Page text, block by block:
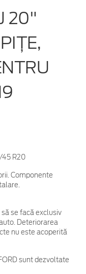
20"
45 R20
Componente
se facă exclusiv
Deteriorarea
nu este acoperită
sunt dezvoltate